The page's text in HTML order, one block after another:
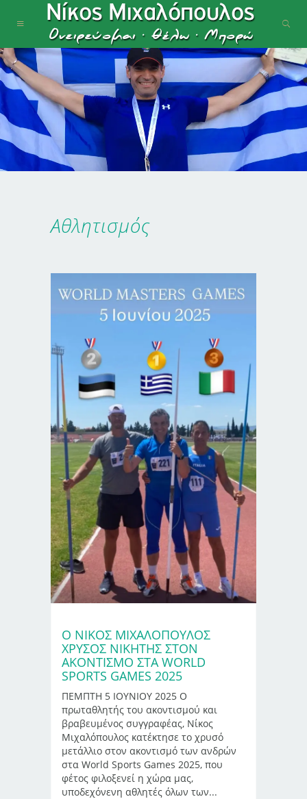
Αθλητισμός
Ο ΝΊΚΟΣ ΜΙΧΑΛΌΠΟΥΛΟΣ
ΧΡΥΣΌΣ ΝΙΚΗΤΉΣ ΣΤΟΝ
ΑΚΟΝΤΙΣΜΌ ΣΤΑ WORLD
SPORTS GAMES 2025
ΠΕΜΠΤΗ 5 ΙΟΥΝΙΟΥ 2025 Ο
πρωταθλητής του ακοντισμού και
βραβευμένος συγγραφέας, Νίκος
Μιχαλόπουλος κατέκτησε το χρυσό
μετάλλιο στον ακοντισμό των ανδρών
στα World Sports Games 2025, που
φέτος φιλοξενεί η χώρα μας,
υποδεχόνενη αθλητές όλων των...